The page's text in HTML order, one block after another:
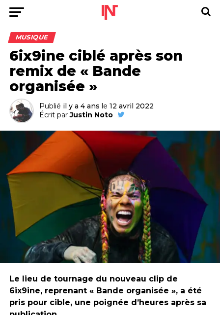
MUSIQUE
6ix9ine ciblé après son
remix de « Bande
organisée »
Publié il y a 4 ans le 12 avril 2022
Écrit par Justin Noto
Le lieu de tournage du nouveau clip de
6ix9ine, reprenant « Bande organisée », a été
pris pour cible, une poignée d’heures après sa